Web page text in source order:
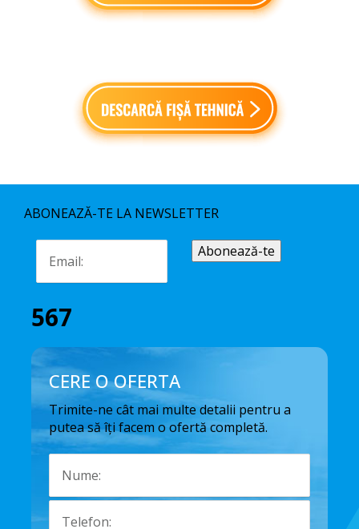
ABONEAZĂ-TE LA NEWSLETTER
567
CERE O OFERTA
Trimite-ne cât mai multe detalii pentru a
putea să îți facem o ofertă completă.